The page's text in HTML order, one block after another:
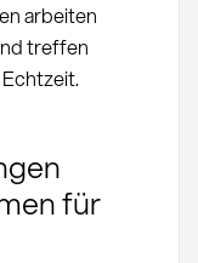
arbeiten
treffen
für